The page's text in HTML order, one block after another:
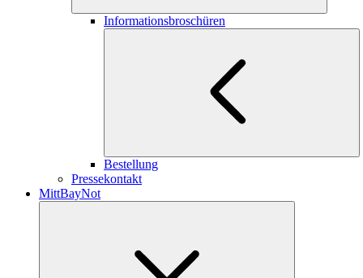
Informationsbroschüren
Bestellung
Pressekontakt
MittBayNot